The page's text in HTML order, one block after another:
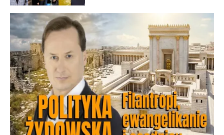
Niezwykły scenariusz bez państwowej
dotacji
Kosmiczny labirynt dawnych teorii